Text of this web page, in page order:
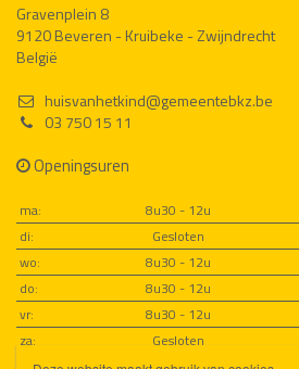
Gravenplein 8
9120 Beveren - Kruibeke - Zwijndrecht
België
huisvanhetkind@gemeentebkz.be
03 750 15 11
Openingsuren
ma: 8u30 - 12u
di:
Gesloten
wo:
8u30 - 12u
do:
8u30 - 12u
vr:
8u30 - 12u
za:
Gesloten